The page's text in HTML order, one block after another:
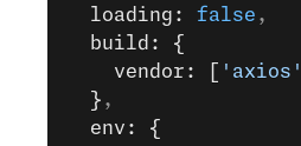
  loading:
false ,
  build: {
    vendor: [
'axios'
  }
,
  env: {